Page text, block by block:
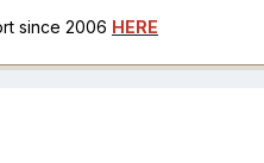
since 2006 HERE